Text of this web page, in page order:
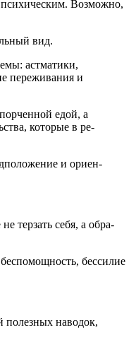
психическим. Возможно,
вид.
астмати­ки,
переживания и
едой, а
которые в ре­
и ориен­
терзать себя, а обра­
бессилие
полезных наводок,